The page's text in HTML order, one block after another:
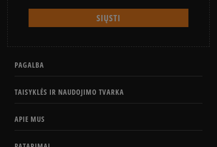
PAGALBA
TAISYKLĖS IR NAUDOJIMO TVARKA
APIE MUS